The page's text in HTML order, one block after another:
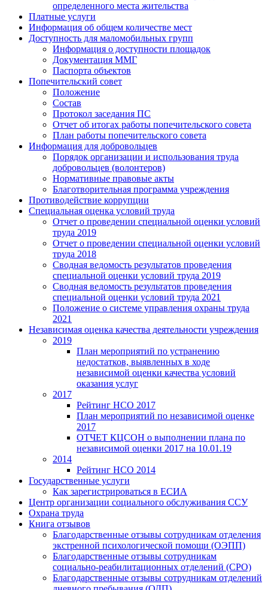
определенного места жительства
Платные услуги
Информация об общем количестве мест
Доступность для маломобильных групп
Информация о доступности площадок
Документация ММГ
Паспорта объектов
Попечительский совет
Положение
Состав
Протокол заседания ПС
Отчет об итогах работы попечительского совета
План работы попечительского совета
Информация для добровольцев
Порядок организации и использования труда
добровольцев (волонтеров)
Нормативные правовые акты
Благотворительная программа учреждения
Противодействие коррупции
Специальная оценка условий труда
Отчет о проведении специальной оценки условий
труда 2019
Отчет о проведении специальной оценки условий
труда 2018
Сводная ведомость результатов проведения
специальной оценки условий труда 2019
Сводная ведомость результатов проведения
специальной оценки условий труда 2021
Положение о системе управления охраны труда
2021
Независимая оценка качества деятельности учреждения
2019
План мероприятий по устранению
недостатков, выявленных в ходе
независимой оценки качества условий
оказания услуг
2017
Рейтинг НСО 2017
План мероприятий по независимой оценке
2017
ОТЧЕТ КЦСОН о выполнении плана по
независимой оценки 2017 на 10.01.19
2014
Рейтинг НСО 2014
Государственные услуги
Как зарегистрироваться в ЕСИА
Центр организации социального обслуживания ССУ
Охрана труда
Книга отзывов
Благодарственные отзывы сотрудникам отделения
экстренной психологической помощи (ОЭПП)
Благодарственные отзывы сотрудникам
социально-реабилитационных отделений (СРО)
Благодарственные отзывы сотрудникам отделений